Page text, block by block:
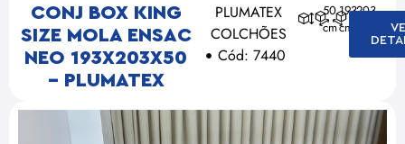
CONJ BOX KING
SIZE MOLA ENSAC
NEO 193X203X50
– PLUMATEX
PLUMATEX
COLCHÕES
Cód: 7440
50
cm
193
cm
203